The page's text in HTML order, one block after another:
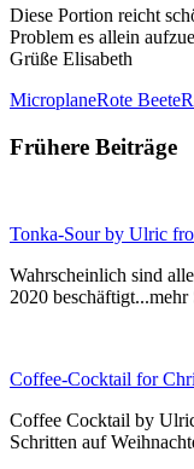
Diese Portion reicht
Problem es allein
Grüße Elisabeth
MicroplaneRote Beete
Frühere Beiträge
Tonka-Sour by Ulric
Wahrscheinlich sind
2020
Coffee-Cocktail for
Coffee Cocktail by
Schritten auf